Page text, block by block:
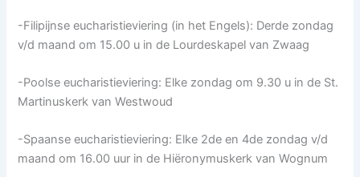
-Filipijnse eucharistieviering (in het Engels): Derde zondag
v/d maand om 15.00 u in de Lourdeskapel van Zwaag
-Poolse eucharistieviering: Elke zondag om 9.30 u in de St.
Martinuskerk van Westwoud
-Spaanse eucharistieviering: Elke 2de en 4de zondag v/d
maand om 16.00 uur in de Hiëronymuskerk van Wognum